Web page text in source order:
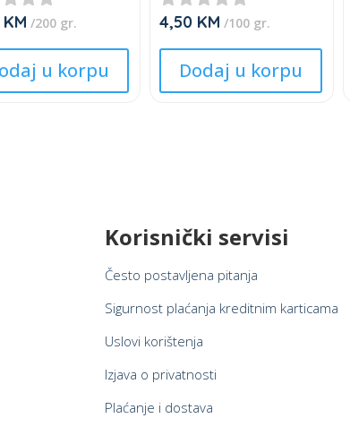
KM /200 gr.
u korpu
★
★
★
4,50 KM /100 gr.
This
product
has
be
on
the
page
Dodaj u korpu
Korisnički servisi
Često postavljena pitanja
Sigurnost plaćanja kreditnim karticama
Uslovi korištenja
Izjava o privatnosti
Plaćanje i dostava